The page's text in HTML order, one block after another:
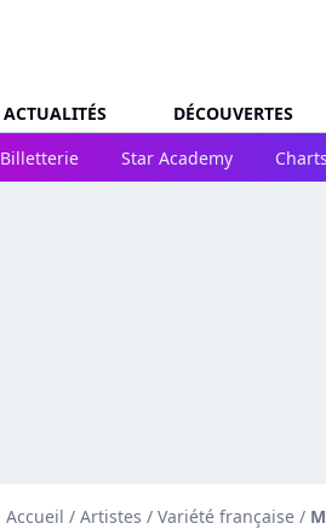
ACTUALITÉS DÉCOUVERTES
Billetterie
Star Academy
Accueil / Artistes / Variété française /